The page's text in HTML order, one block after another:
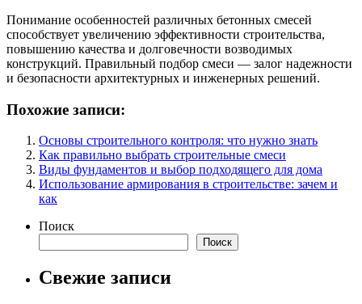
Понимание особенностей различных бетонных смесей
способствует увеличению эффективности строительства,
повышению качества и долговечности возводимых
конструкций. Правильный подбор смеси — залог надежности
и безопасности архитектурных и инженерных решений.
Похожие записи:
Основы строительного контроля: что нужно знать
Как правильно выбрать строительные смеси
Виды фундаментов и выбор подходящего для дома
Использование армирования в строительстве: зачем и
как
Поиск
Поиск
Свежие записи